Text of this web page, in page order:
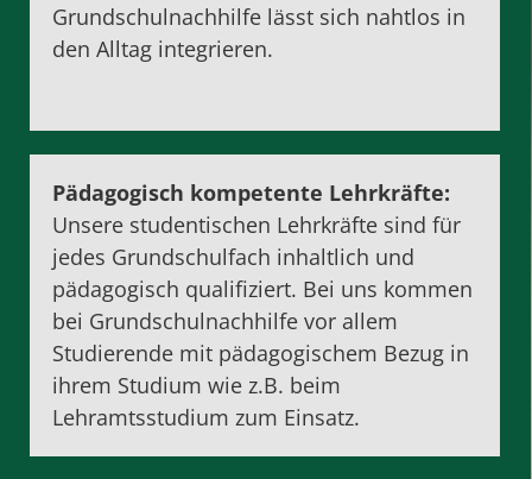
Grundschulnachhilfe lässt sich nahtlos in
den Alltag integrieren.
Pädagogisch kompetente Lehrkräfte:
Unsere studentischen Lehrkräfte sind für
jedes Grundschulfach inhaltlich und
pädagogisch qualifiziert. Bei uns kommen
bei Grundschulnachhilfe vor allem
Studierende mit pädagogischem Bezug in
ihrem Studium wie z.B. beim
Lehramtsstudium zum Einsatz.